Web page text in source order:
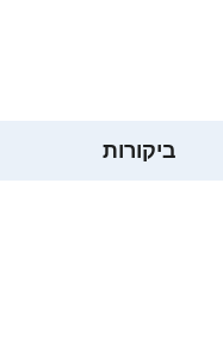
ביקורות